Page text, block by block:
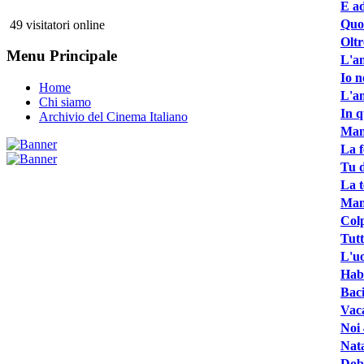
49 visitatori online
Menu Principale
Home
Chi siamo
Archivio del Cinema Italiano
E
Io
In
La
Tu
La
Noi